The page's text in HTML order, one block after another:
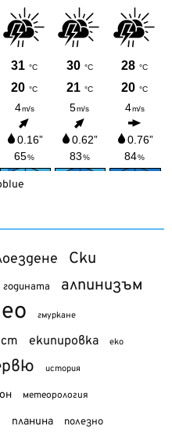
Ски
алпинизъм
гмуркане
екипировка еко
история
метеорология
планина полезно